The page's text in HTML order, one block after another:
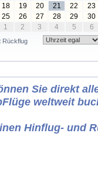
18 19 20 21 22
23
25 26 27 28 29
30
1 2 3 4 5 6
Rückflug
Sie direkt
weltweit
Hinflug- und